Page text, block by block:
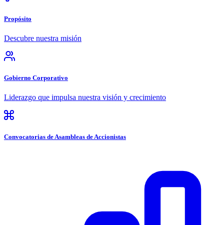
Propósito
Descubre nuestra misión
Gobierno Corporativo
Liderazgo que impulsa nuestra visión y crecimiento
Convocatorias de Asambleas de Accionistas